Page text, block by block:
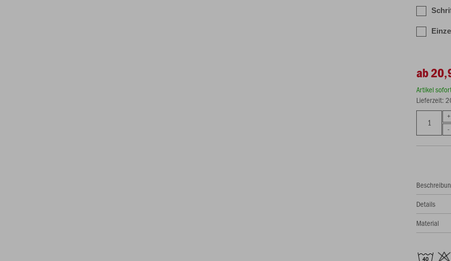
ab
Artikel
Lieferzeit:
Details
Material